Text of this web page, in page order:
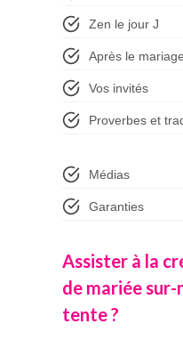
Zen le jour J
Après le
Vos invités
Proverbes et
Médias
Garanties
Assister à la
de mariée sur-
tente ?